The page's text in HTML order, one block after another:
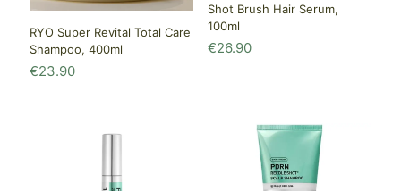
RYO Super Revital Total Care
Shampoo, 400ml
€23.90
Shot Brush Hair Serum,
100ml
€26.90